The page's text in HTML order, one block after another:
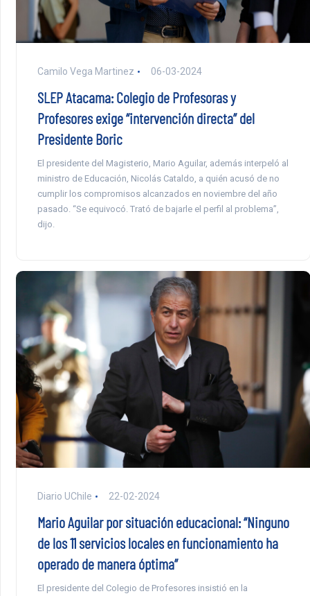
Camilo Vega Martinez 06-03-2024
SLEP Atacama: Colegio de Profesoras y
Profesores exige “intervención directa” del
Presidente Boric
El presidente del Magisterio, Mario Aguilar, además interpeló al
ministro de Educación, Nicolás Cataldo, a quién acusó de no
cumplir los compromisos alcanzados en noviembre del año
pasado. “Se equivocó. Trató de bajarle el perfil al problema”,
dijo.
Diario UChile 22-02-2024
Mario Aguilar por situación educacional: “Ninguno
de los 11 servicios locales en funcionamiento ha
operado de manera óptima”
El presidente del Colegio de Profesores insistió en la